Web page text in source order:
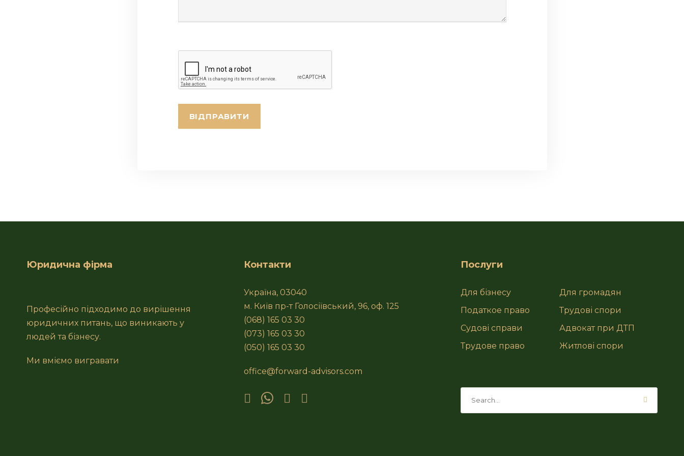
Юридична фірма
Професійно підходимо до вирішення
юридичних питань, що виникають у
людей та бізнесу.
Ми вміємо вигравати
Контакти
Україна, 03040
м. Київ пр-т Голосіївський, 96, оф. 125
(068) 165 03 30
(073) 165 03 30
(050) 165 03 30
office@forward-advisors.com
Послуги
Для бізнесу
Для громадян
Податкое право
Трудові спори
Судові справи
Адвокат при ДТП
Трудове право
Житлові спори